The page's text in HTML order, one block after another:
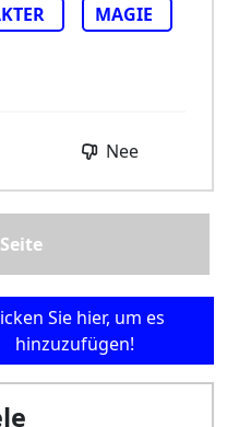
MAGIE
Nee
Sie hier, um es
hinzuzufügen!